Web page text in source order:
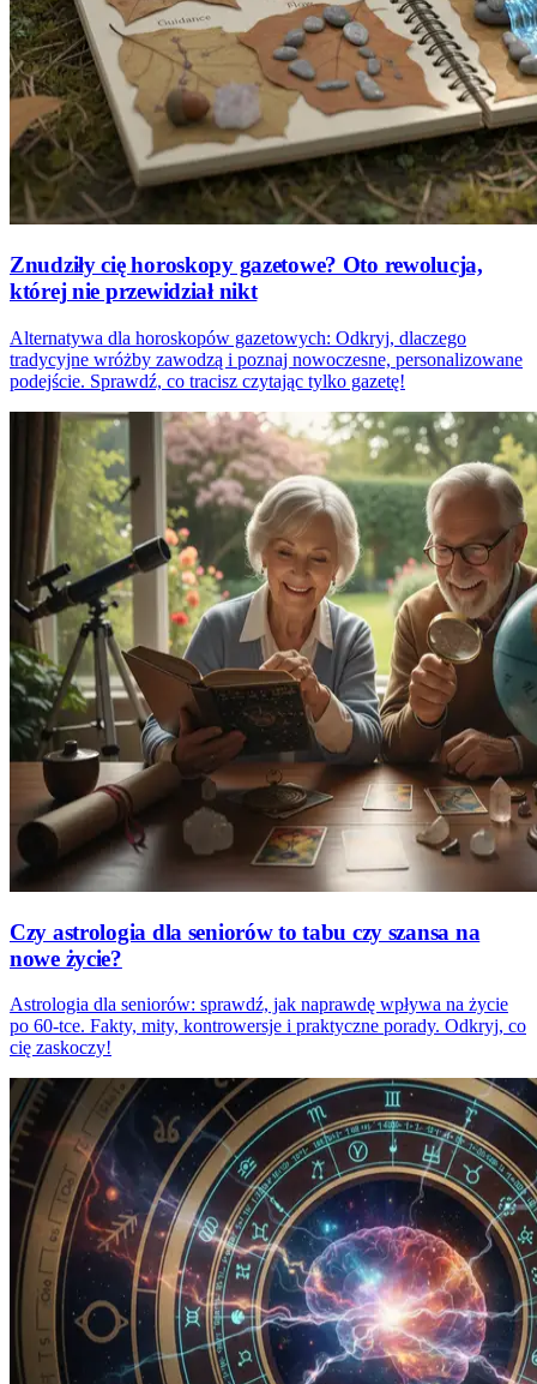
Znudziły cię horoskopy gazetowe? Oto rewolucja,
której nie przewidział nikt
Alternatywa dla horoskopów gazetowych: Odkryj, dlaczego
tradycyjne wróżby zawodzą i poznaj nowoczesne, personalizowane
podejście. Sprawdź, co tracisz czytając tylko gazetę!
Czy astrologia dla seniorów to tabu czy szansa na
nowe życie?
Astrologia dla seniorów: sprawdź, jak naprawdę wpływa na życie
po 60-tce. Fakty, mity, kontrowersje i praktyczne porady. Odkryj, co
cię zaskoczy!